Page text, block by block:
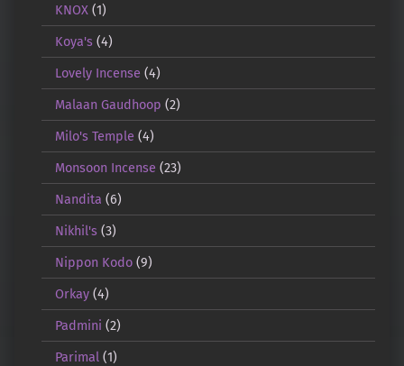
KNOX (1)
Koya's(4)
Lovely Incense (4)
Malaan Gaudhoop (2)
Milo's Temple (4)
Monsoon Incense (23)
Nandita (6)
Nikhil's(3)
Nippon Kodo(9)
Orkay(4)
Padmini (2)
Parimal (1)